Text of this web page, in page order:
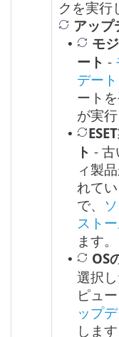
クを実行
アップ
•
モ
ート -
デート
ート
が実行
•
ト - 古
ィ製
れて
で、
スト
ます。
• OS
選択
ピュー
ップ
します